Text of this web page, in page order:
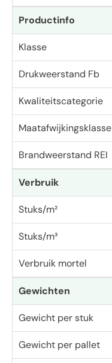
Productinfo
Klasse
Drukweerstand Fb
Kwaliteitscategorie
Maatafwijkingsklasse
Brandweerstand REI
Verbruik
Stuks/m²
Stuks/m³
Verbruik mortel
Gewichten
Gewicht per stuk
Gewicht per pallet